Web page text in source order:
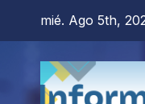
contenido
mié. Ago 5th,